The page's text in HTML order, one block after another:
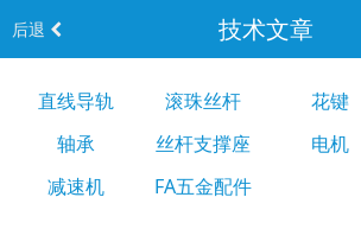
后退 技术文章
直线导轨 滚珠丝杆 花键
轴承
丝杆支撑座 电机
减速机
FA五金配件